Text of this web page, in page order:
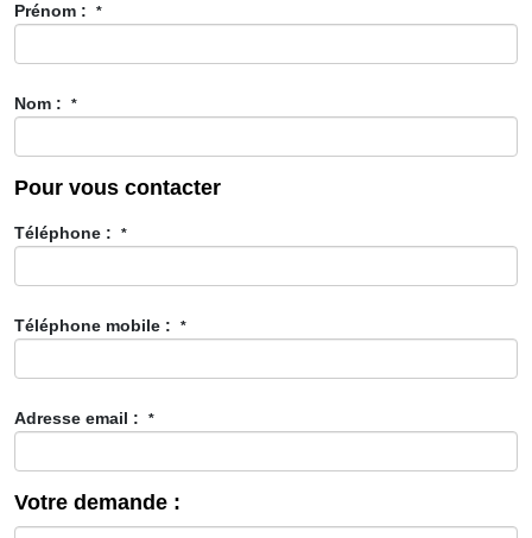
Prénom : *
Nom : *
Pour vous contacter
Téléphone : *
Téléphone mobile : *
Adresse email : *
Votre demande :